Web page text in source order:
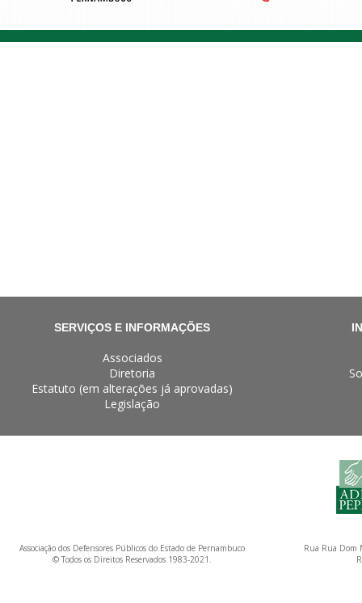
SERVIÇOS E INFORMAÇÕES
Associados
Diretoria
Estatuto (em alterações já aprovadas)
Legislação
Associação dos Defensores Públicos do Estado de Pernambuco
© Todos os Direitos Reservados 1983-2021.
Rua Rua Dom